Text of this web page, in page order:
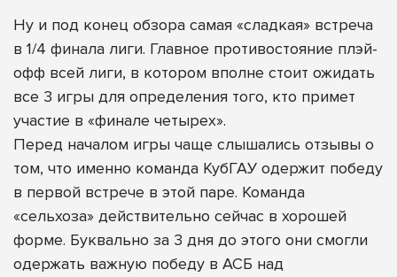
Ну и под конец обзора самая «сладкая» встреча
в 1/4 финала лиги. Главное противостояние плэй-
офф всей лиги, в котором вполне стоит ожидать
все 3 игры для определения того, кто примет
участие в «финале четырех».
Перед началом игры чаще слышались отзывы о
том, что именно команда КубГАУ одержит победу
в первой встрече в этой паре. Команда
«сельхоза» действительно сейчас в хорошей
форме. Буквально за 3 дня до этого они смогли
одержать важную победу в АСБ над